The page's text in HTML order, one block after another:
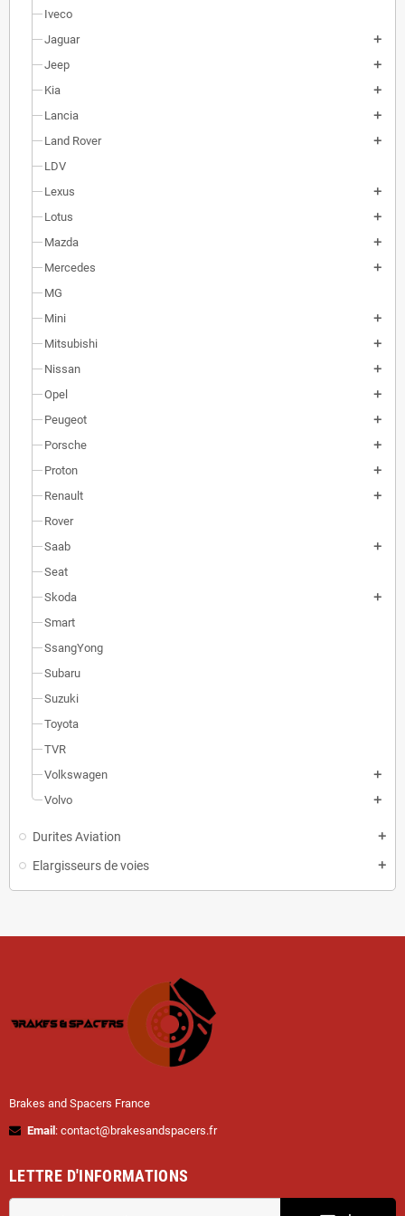
Iveco
Jaguar
Jeep
Kia
Lancia
Land Rover
LDV
Lexus
Lotus
Mazda
Mercedes
MG
Mini
Mitsubishi
Nissan
Opel
Peugeot
Porsche
Proton
Renault
Rover
Saab
Seat
Skoda
Smart
SsangYong
Subaru
Suzuki
Toyota
TVR
Volkswagen
Volvo
Durites Aviation
Elargisseurs de voies
Brakes and Spacers France
Email: contact@brakesandspacers.fr
LETTRE D'INFORMATIONS